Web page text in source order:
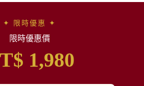
✦ 限時優惠 ✦
限時優惠價
1,980